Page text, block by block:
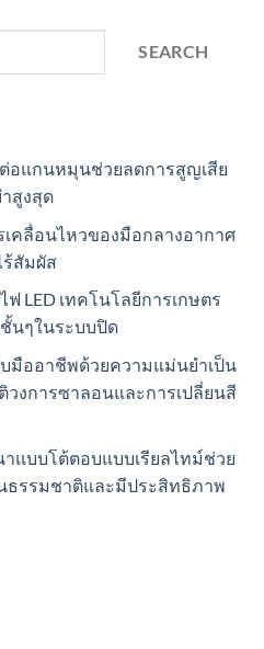
SEARCH
อแกนหมุนช่วยลดการสูญเสีย
สูงสุด
คลื่อนไหวของมือกลางอากาศ
สัมผัส
LED เทคโนโลยีการเกษตร
นๆในระบบปิด
มืออาชีพด้วยความแม่นยำเป็น
วงการซาลอนและการเปลี่ยนสี
แบบโต้ตอบแบบเรียลไทม์ช่วย
ธรรมชาติและมีประสิทธิภาพ